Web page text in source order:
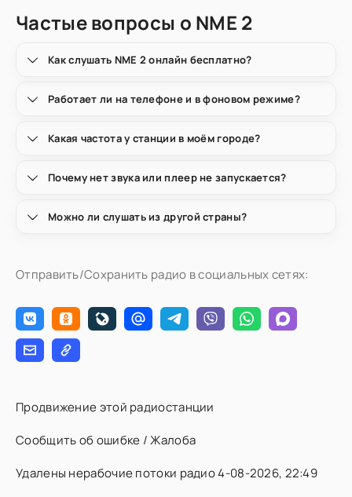
Частые вопросы о NME 2
Как слушать NME 2 онлайн бесплатно?
Работает ли на телефоне и в фоновом режиме?
Какая частота у станции в моём городе?
Почему нет звука или плеер не запускается?
Можно ли слушать из другой страны?
Отправить/Сохранить радио в социальных сетях:
Продвижение этой радиостанции
Сообщить об ошибке / Жалоба
Удалены нерабочие потоки радио 4-08-2026, 22:49